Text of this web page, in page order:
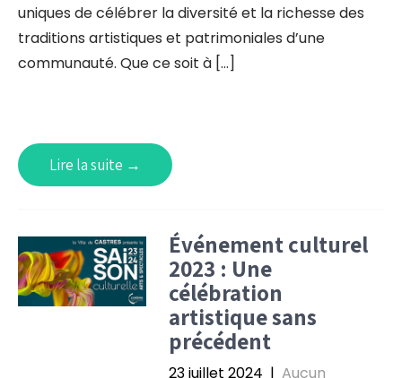
uniques de célébrer la diversité et la richesse des
traditions artistiques et patrimoniales d’une
communauté. Que ce soit à […]
Lire la suite →
Événement culturel
2023 : Une
célébration
artistique sans
précédent
23 juillet 2024 | Aucun